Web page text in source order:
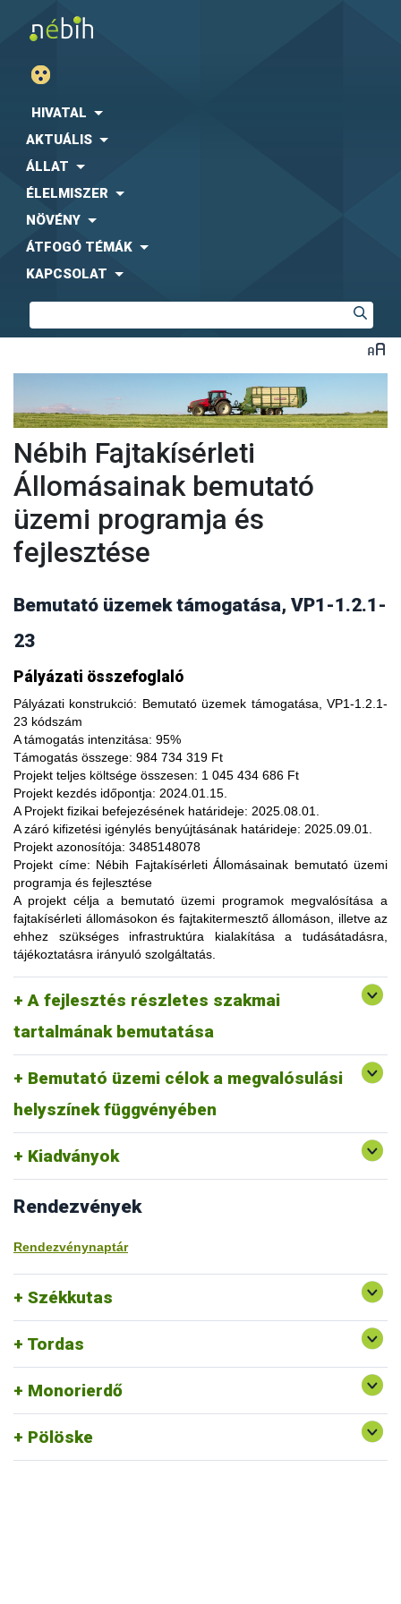
HIVATAL
AKTUÁLIS
ÁLLAT
ÉLELMISZER
NÖVÉNY
ÁTFOGÓ TÉMÁK
KAPCSOLAT
Nébih Fajtakísérleti
Állomásainak bemutató
üzemi programja és
fejlesztése
Bemutató üzemek támogatása, VP1-1.2.1-
23
Pályázati összefoglaló
Pályázati konstrukció: Bemutató üzemek támogatása, VP1-1.2.1-
23 kódszám
A támogatás intenzitása: 95%
Támogatás összege: 984 734 319 Ft
Projekt teljes költsége összesen: 1 045 434 686 Ft
Projekt kezdés időpontja: 2024.01.15.
A Projekt fizikai befejezésének határideje: 2025.08.01.
A záró kifizetési igénylés benyújtásának határideje: 2025.09.01.
Projekt azonosítója: 3485148078
Projekt címe: Nébih Fajtakísérleti Állomásainak bemutató üzemi
programja és fejlesztése
A projekt céljaa bemutató üzemi programok megvalósítása a
fajtakísérleti állomásokon és fajtakitermesztő állomáson, illetve az
ehhez szükséges infrastruktúra kialakítása a tudásátadásra,
tájékoztatásra irányuló szolgáltatás.
A fejlesztés részletes szakmai
tartalmának bemutatása
A fajtakísérleti és fajtakitermesztési állomások
modernizálásával, olyan növényfajta kísérleteket lehet
végezni, melyekkel limitálhatóak a mezőgazdasági termesztés
bizonytalanságából adódó negatív hatások, növelhető a
termésbiztonság, valamint a növényi kórokozókkal, kártevőkkel
szembeni ellenálló képesség. A fajtakísérlet során megszerzett
tapasztalatok átadása az agrárgazdaság szereplői részére egy
olyan, a hagyományostól eltérő jellegű tudás megszerzési
lehetőség, amelynek során a résztvevők elsősorban
gyakorlatorientált ismeretanyaggal, tapasztalatokkal
gazdagodhatnak, a fajtahasználaton túl, az aktuális termelési
eljárások és gazdaságszervezési minták alkalmazása
tekintetében. A gazdálkodók olyan innovatív ismereteket,
növénykultúrákat (fajtákat), környezetvédelmi megoldásokat
ismerhetnek meg, amelyek alkalmazása révén
optimalizálhatják a termelést, csökkenthetik a szennyezőanyag
kibocsátást, valamint eredményesen alkalmazkodhatnak a
állomáson (Tordas, Pölöske, Székkutas, Monorierdő)
valósulna meg bemutató üzemi program.
Bemutató üzemi célok a megvalósulási
helyszínek függvényében
Tordas
kertészeti (zöldség, gyümölcs) fajok, szántóföldi
és üvegházi termesztési körülmények, ökológiai
gazdálkodásra alkalmas fajták vizsgálata
Pölöske
kertészeti (gyümölcs) fajok
Székkutas
szántóföldi fajok vizsgálata
Monorierdő erdészeti fajok vizsgálata, fajtakitermesztés
Kiadványok
Rendezvények
Rendezvénynaptár
Székkutas
Tordas
Monorierdő
Pölöske